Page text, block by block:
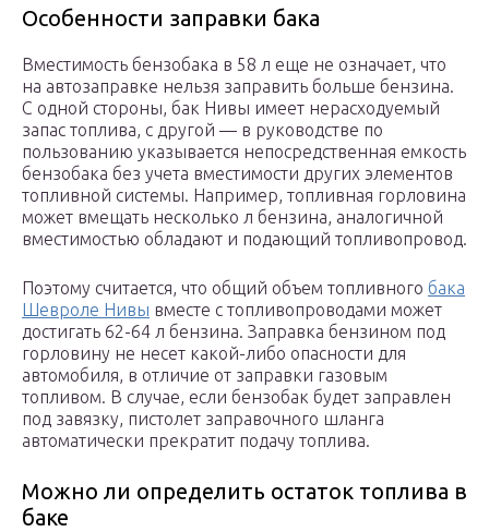
Особенности заправки бака
Вместимость бензобака в 58 л еще не означает, что
на автозаправке нельзя заправить больше бензина.
С одной стороны, бак Нивы имеет нерасходуемый
запас топлива, с другой — в руководстве по
пользованию указывается непосредственная емкость
бензобака без учета вместимости других элементов
топливной системы. Например, топливная горловина
может вмещать несколько л бензина, аналогичной
вместимостью обладают и подающий топливопровод.
Поэтому считается, что общий объем топливного бака
Шевроле Нивы вместе с топливопроводами может
достигать 62-64 л бензина. Заправка бензином под
горловину не несет какой-либо опасности для
автомобиля, в отличие от заправки газовым
топливом. В случае, если бензобак будет заправлен
под завязку, пистолет заправочного шланга
автоматически прекратит подачу топлива.
Можно ли определить остаток топлива в
баке